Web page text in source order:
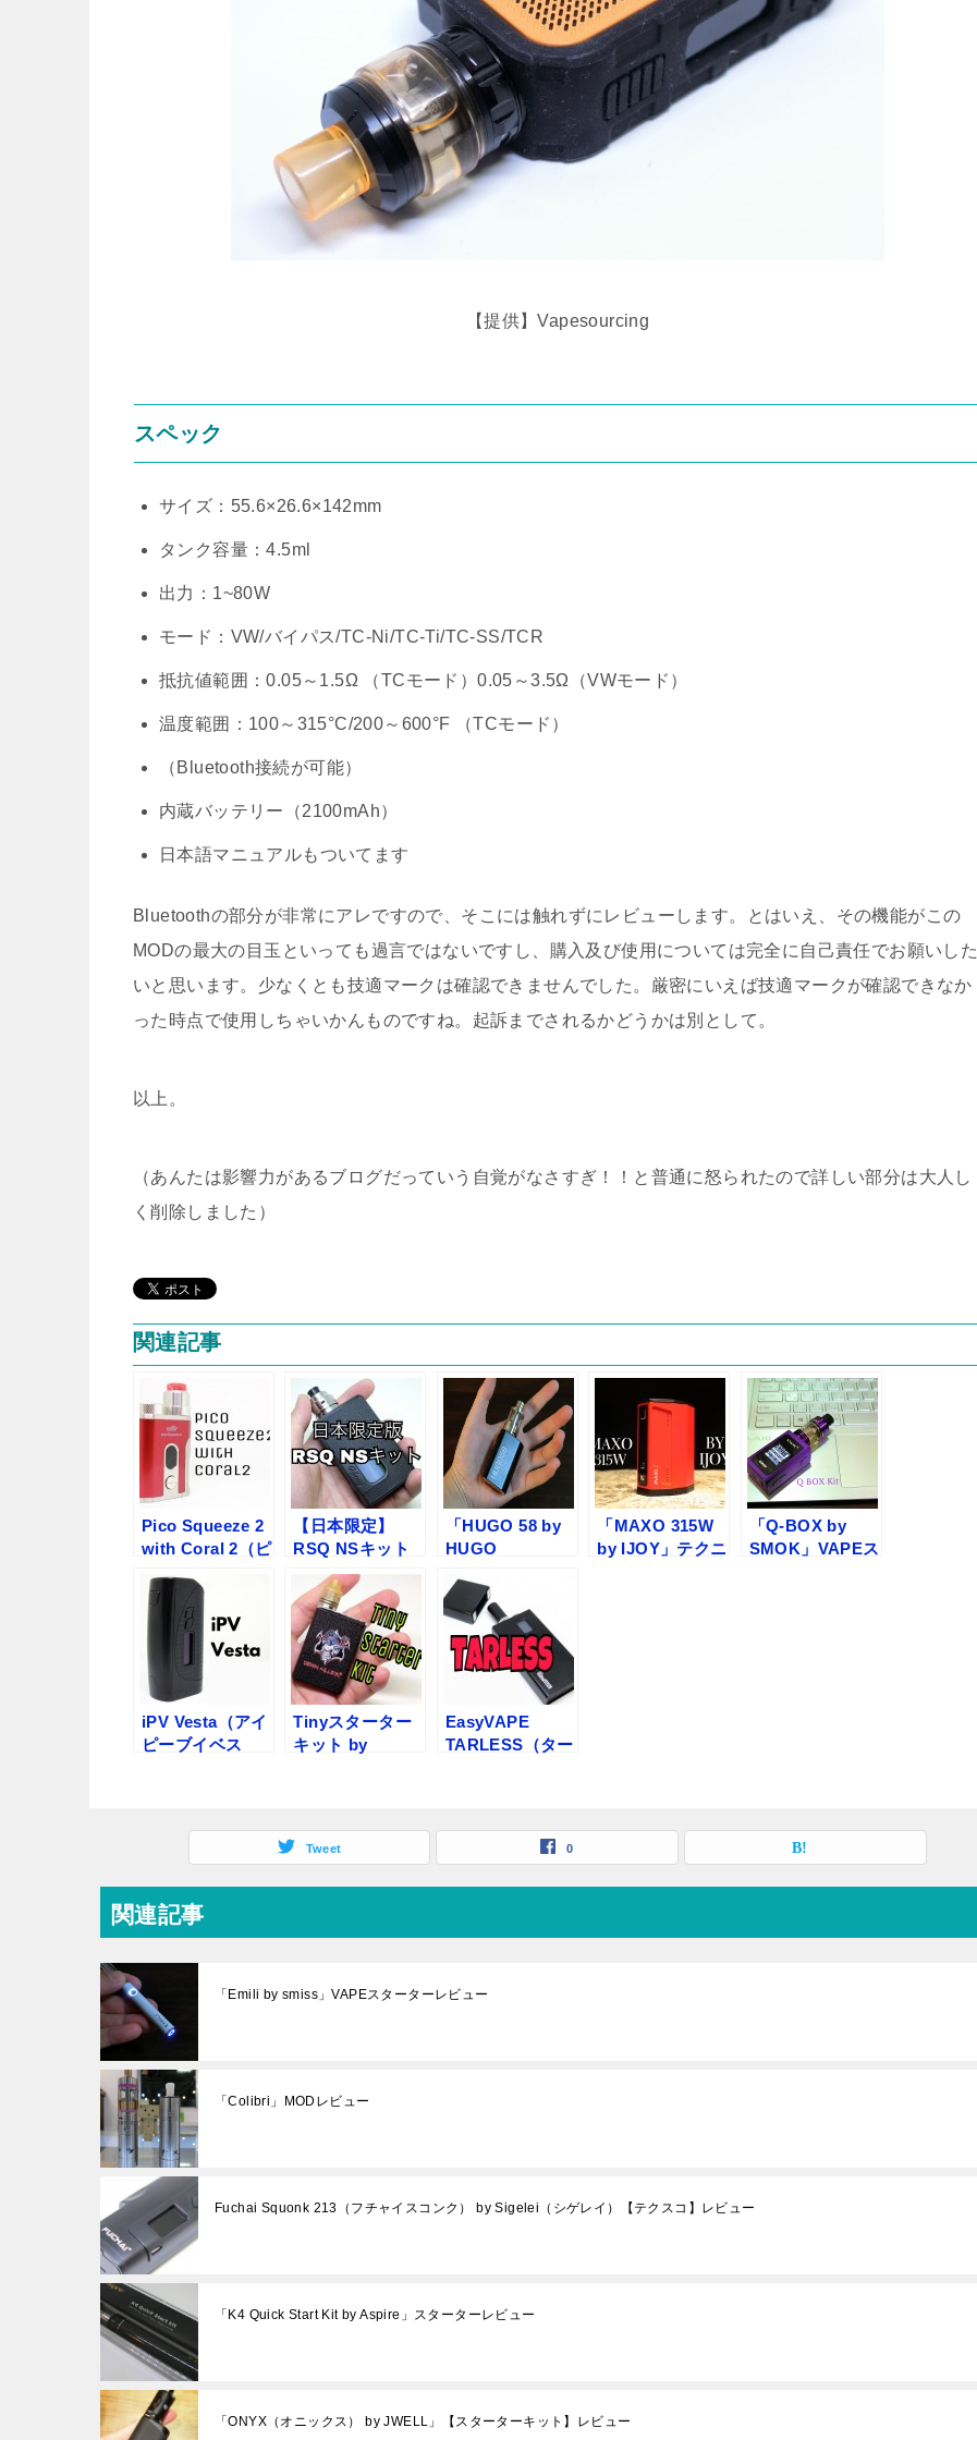
【提供】Vapesourcing
スペック
サイズ：55.6×26.6×142mm
タンク容量：4.5ml
出力：1~80W
モード：VW/バイパス/TC-Ni/TC-Ti/TC-SS/TCR
抵抗値範囲：0.05～1.5Ω （TCモード）0.05～3.5Ω（VWモード）
温度範囲：100～315°C/200～600°F （TCモード）
（Bluetooth接続が可能）
内蔵バッテリー（2100mAh）
日本語マニュアルもついてます
Bluetoothの部分が非常にアレですので、そこには触れずにレビューします。とはいえ、その機能がこの
MODの最大の目玉といっても過言ではないですし、購入及び使用については完全に自己責任でお願いした
いと思います。少なくとも技適マークは確認できませんでした。厳密にいえば技適マークが確認できなか
った時点で使用しちゃいかんものですね。起訴までされるかどうかは別として。
以上。
（あんたは影響力があるブログだっていう自覚がなさすぎ！！と普通に怒られたので詳しい部分は大人し
く削除しました）
関連記事
Pico Squeeze 2
with Coral 2（ピ
とコーラル２）
by Eleaf【テク
スコ】【スター
ター】レビュー
【日本限定】
RSQ NSキット
by Hotcig【スタ
ーター】レビュ
ー
「HUGO 58 by
HUGO
スターターレビ
ュー
「MAXO 315W
by IJOY」テクニ
「Q-BOX by
SMOK」VAPEス
iPV Vesta（アイ
ピーブイベス
Tinyスターター
キット by
レビュー
EasyVAPE
TARLESS（ター
Tweet 0
関連記事
「Emili by smiss」VAPEスターターレビュー
「Colibri」MODレビュー
Fuchai Squonk 213（フチャイスコンク） by Sigelei（シゲレイ）【テクスコ】レビュー
「K4 Quick Start Kit by Aspire」スターターレビュー
「ONYX（オニックス） by JWELL」【スターターキット】レビュー